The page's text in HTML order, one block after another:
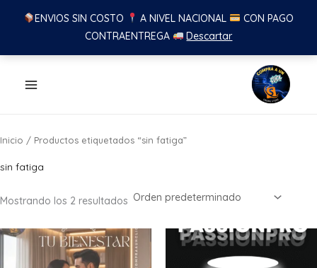
ENVIOS SIN COSTO A NIVEL NACIONAL
CON PAGO
CONTRAENTREGA
Descartar
Inicio / Productos etiquetados “sin fatiga”
sin fatiga
Mostrando los 2 resultados